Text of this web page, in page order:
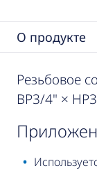
О продукте
Резьбовое
ВР3/4" ×